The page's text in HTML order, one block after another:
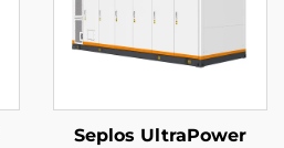
Seplos UltraPower